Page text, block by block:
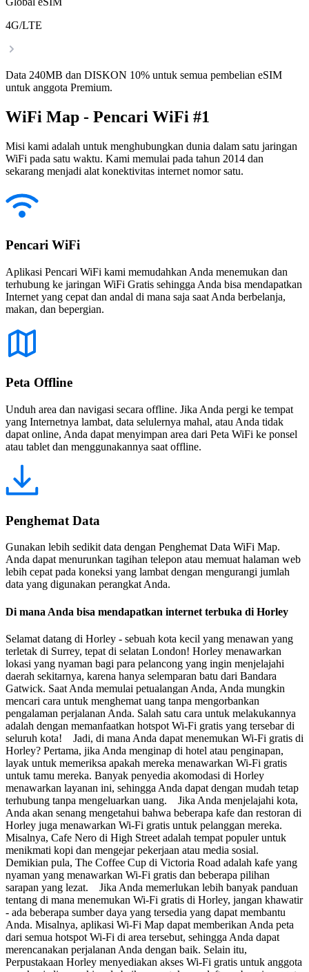
4G/LTE
Data 240MB dan DISKON 10% untuk semua pembelian eSIM
untuk anggota Premium.
WiFi Map - Pencari WiFi #1
Misi kami adalah untuk menghubungkan dunia dalam satu jaringan
WiFi pada satu waktu. Kami memulai pada tahun 2014 dan
sekarang menjadi alat konektivitas internet nomor satu.
Pencari WiFi
Aplikasi Pencari WiFi kami memudahkan Anda menemukan dan
terhubung ke jaringan WiFi Gratis sehingga Anda bisa mendapatkan
Internet yang cepat dan andal di mana saja saat Anda berbelanja,
makan, dan bepergian.
Peta Offline
Unduh area dan navigasi secara offline. Jika Anda pergi ke tempat
yang Internetnya lambat, data selulernya mahal, atau Anda tidak
dapat online, Anda dapat menyimpan area dari Peta WiFi ke ponsel
atau tablet dan menggunakannya saat offline.
Penghemat Data
Gunakan lebih sedikit data dengan Penghemat Data WiFi Map.
Anda dapat menurunkan tagihan telepon atau memuat halaman web
lebih cepat pada koneksi yang lambat dengan mengurangi jumlah
data yang digunakan perangkat Anda.
Di mana Anda bisa mendapatkan internet terbuka di Horley
Selamat datang di Horley - sebuah kota kecil yang menawan yang
terletak di Surrey, tepat di selatan London! Horley menawarkan
lokasi yang nyaman bagi para pelancong yang ingin menjelajahi
daerah sekitarnya, karena hanya selemparan batu dari Bandara
Gatwick. Saat Anda memulai petualangan Anda, Anda mungkin
mencari cara untuk menghemat uang tanpa mengorbankan
pengalaman perjalanan Anda. Salah satu cara untuk melakukannya
adalah dengan memanfaatkan hotspot Wi-Fi gratis yang tersebar di
seluruh kota! Jadi, di mana Anda dapat menemukan Wi-Fi gratis di
Horley? Pertama, jika Anda menginap di hotel atau penginapan,
layak untuk memeriksa apakah mereka menawarkan Wi-Fi gratis
untuk tamu mereka. Banyak penyedia akomodasi di Horley
menawarkan layanan ini, sehingga Anda dapat dengan mudah tetap
terhubung tanpa mengeluarkan uang. Jika Anda menjelajahi kota,
Anda akan senang mengetahui bahwa beberapa kafe dan restoran di
Horley juga menawarkan Wi-Fi gratis untuk pelanggan mereka.
Misalnya, Cafe Nero di High Street adalah tempat populer untuk
menikmati kopi dan mengejar pekerjaan atau media sosial.
Demikian pula, The Coffee Cup di Victoria Road adalah kafe yang
nyaman yang menawarkan Wi-Fi gratis dan beberapa pilihan
sarapan yang lezat. Jika Anda memerlukan lebih banyak panduan
tentang di mana menemukan Wi-Fi gratis di Horley, jangan khawatir
- ada beberapa sumber daya yang tersedia yang dapat membantu
Anda. Misalnya, aplikasi Wi-Fi Map dapat memberikan Anda peta
dari semua hotspot Wi-Fi di area tersebut, sehingga Anda dapat
merencanakan perjalanan Anda dengan baik. Selain itu,
Perpustakaan Horley menyediakan akses Wi-Fi gratis untuk anggota